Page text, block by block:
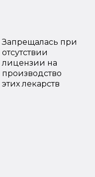
Запрещалась при
отсутствии
лицензии на
производство
этих лекарств